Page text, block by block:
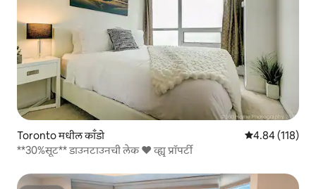
Toronto मधील काँडो 5 पैकी 4.84
4.84 (118)
**30%सूट** डाउनटाउनची लेक ❤️ व्ह्यू प्रॉपर्टी